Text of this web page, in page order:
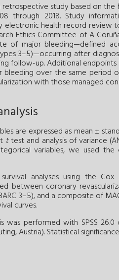
study based on
through 2018. Study
electronic health record review
Ethics Committee of A
of major bleeding—defined
3–5)—occurring after
follow-up. Additional
bleeding over the same
with those managed
are expressed as mean ±
ttest and analysis of variance
variables, we used
analyses using the
between coronary
3–5), and a composite of
curves.
was performed with SPSS
Austria). Statistical